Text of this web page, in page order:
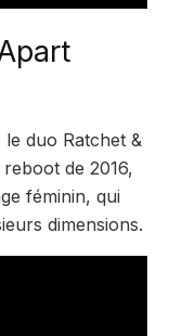
duo Ratchet &
de 2016,
féminin, qui
dimensions.